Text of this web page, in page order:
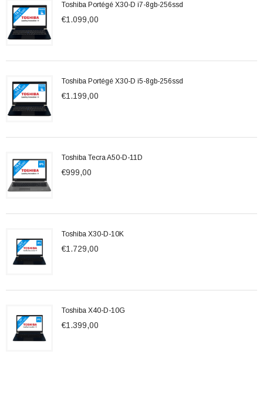
Toshiba Portégé X30-D i7-8gb-256ssd
€1.099,00
Toshiba Portégé X30-D i5-8gb-256ssd
€1.199,00
Toshiba Tecra A50-D-11D
€999,00
Toshiba X30-D-10K
€1.729,00
Toshiba X40-D-10G
€1.399,00